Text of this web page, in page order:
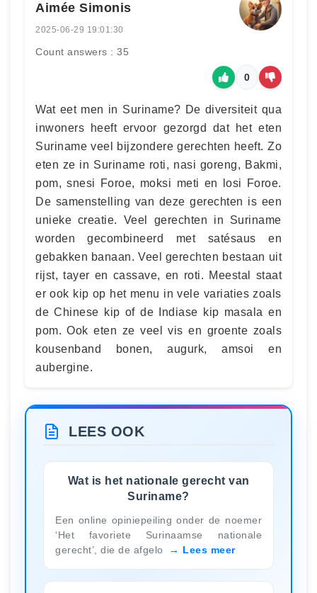
Aimée Simonis
2025-06-29 19:01:30
Count answers : 35
0
Wat eet men in Suriname? De diversiteit qua
inwoners heeft ervoor gezorgd dat het eten
Suriname veel bijzondere gerechten heeft. Zo
eten ze in Suriname roti, nasi goreng, Bakmi,
pom, snesi Foroe, moksi meti en losi Foroe.
De samenstelling van deze gerechten is een
unieke creatie. Veel gerechten in Suriname
worden gecombineerd met satésaus en
gebakken banaan. Veel gerechten bestaan uit
rijst, tayer en cassave, en roti. Meestal staat
er ook kip op het menu in vele variaties zoals
de Chinese kip of de Indiase kip masala en
pom. Ook eten ze veel vis en groente zoals
kousenband bonen, augurk, amsoi en
aubergine.
LEES OOK
Wat is het nationale gerecht van
Suriname?
Een online opiniepeiling onder de noemer
‘Het favoriete Surinaamse nationale
gerecht’, die de afgelo
Lees meer